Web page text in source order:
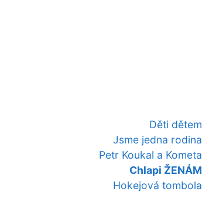
Děti dětem
Jsme jedna rodina
Petr Koukal a Kometa
Chlapi ŽENÁM
Hokejová tombola